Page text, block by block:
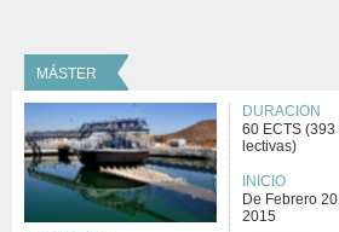
MÁSTER
DURACIÓN
60 ECTS (393
lectivas)
INICIO
De Febrero
2015